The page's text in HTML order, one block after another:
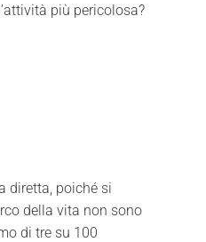
più pericolosa?
diretta, poiché si
della vita non sono
di tre su 100